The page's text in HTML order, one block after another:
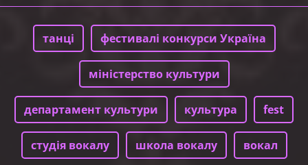
танці фестивалі конкурси Україна
міністерство культури
департамент культури культура fest
студія вокалу школа вокалу вокал